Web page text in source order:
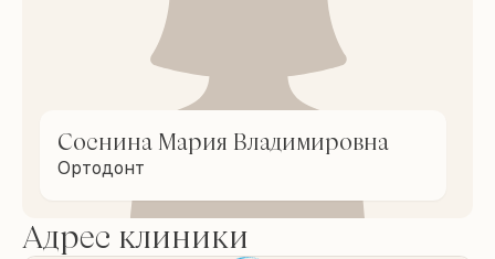
Соснина Мария Владимировна
Ортодонт
Адрес клиники